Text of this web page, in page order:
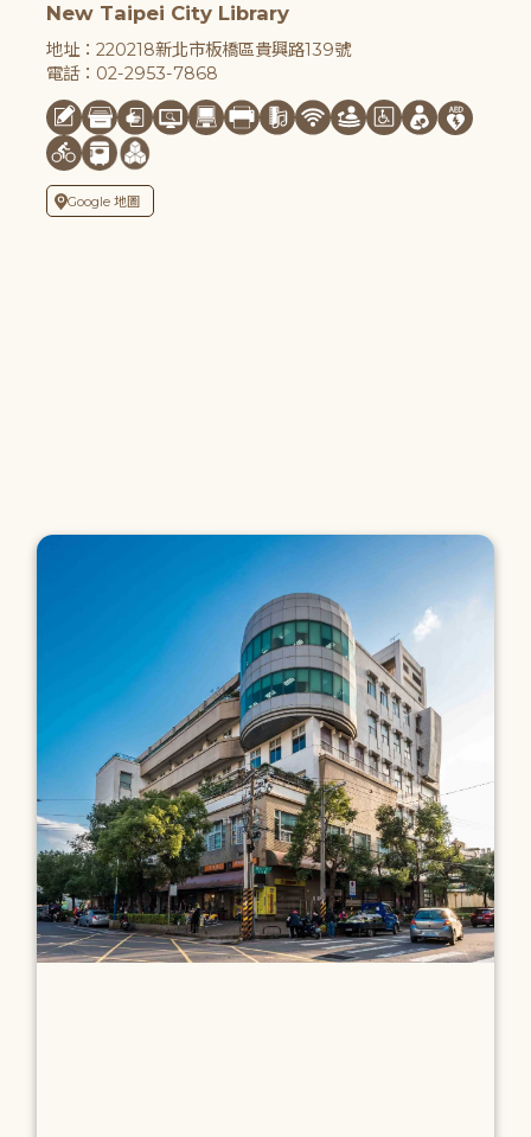
New Taipei City Library
地址：220218新北市板橋區貴興路139號
電話：02-2953-7868
Google 地圖